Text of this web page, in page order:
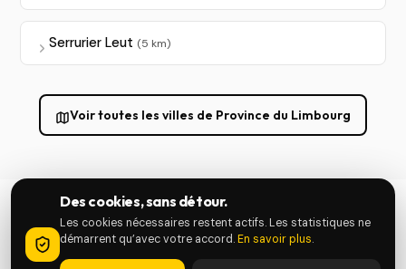
Serrurier Leut (5 km)
Voir toutes les villes de Province du Limbourg
Des cookies, sans détour.
Les cookies nécessaires restent actifs. Les statistiques ne
démarrent qu’avec votre accord.En savoir plus.